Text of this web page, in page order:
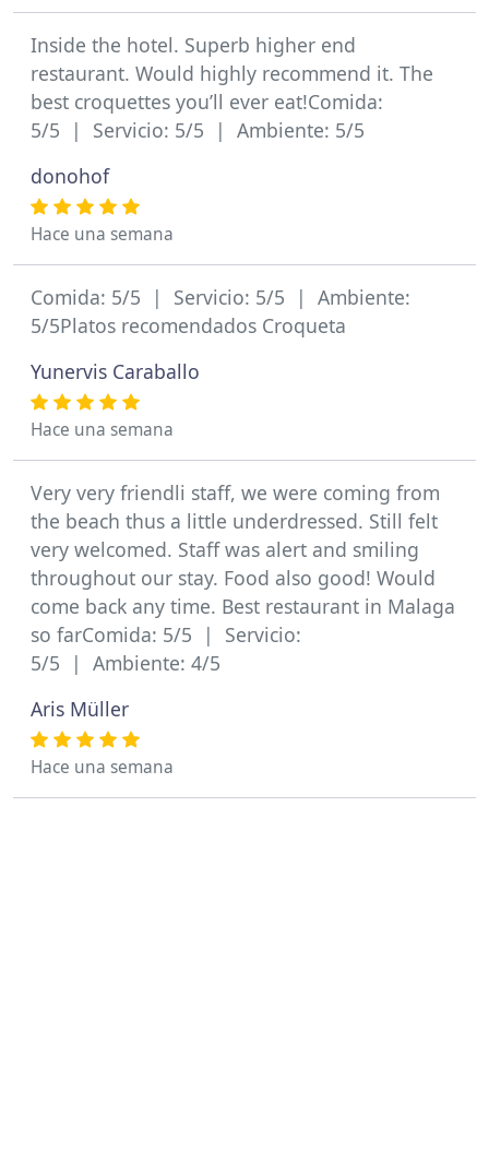
Inside the hotel. Superb higher end
restaurant. Would highly recommend it. The
best croquettes you’ll ever eat!Comida:
5/5 | Servicio: 5/5 | Ambiente: 5/5
donohof
Hace una semana
Comida: 5/5 | Servicio: 5/5 | Ambiente:
5/5Platos recomendados Croqueta
Yunervis Caraballo
Hace una semana
Very very friendli staff, we were coming from
the beach thus a little underdressed. Still felt
very welcomed. Staff was alert and smiling
throughout our stay. Food also good! Would
come back any time. Best restaurant in Malaga
so farComida: 5/5 | Servicio:
5/5 | Ambiente: 4/5
Aris Müller
Hace una semana